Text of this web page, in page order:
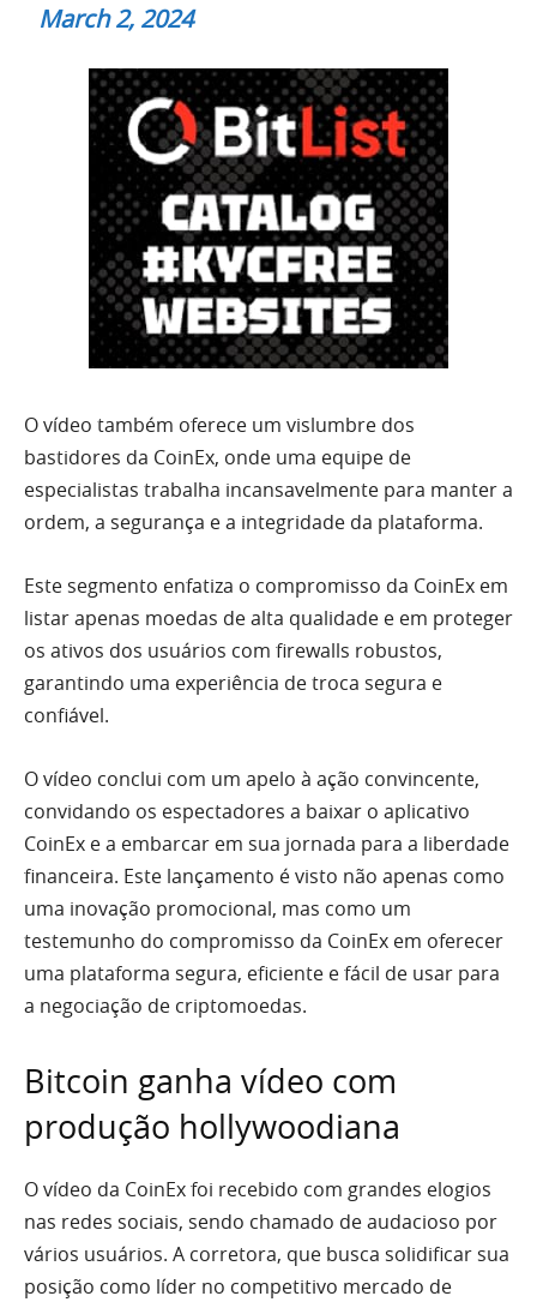
March 2, 2024
O vídeo também oferece um vislumbre dos
bastidores da CoinEx, onde uma equipe de
especialistas trabalha incansavelmente para manter a
ordem, a segurança e a integridade da plataforma.
Este segmento enfatiza o compromisso da CoinEx em
listar apenas moedas de alta qualidade e em proteger
os ativos dos usuários com firewalls robustos,
garantindo uma experiência de troca segura e
confiável.
O vídeo conclui com um apelo à ação convincente,
convidando os espectadores a baixar o aplicativo
CoinEx e a embarcar em sua jornada para a liberdade
financeira. Este lançamento é visto não apenas como
uma inovação promocional, mas como um
testemunho do compromisso da CoinEx em oferecer
uma plataforma segura, eficiente e fácil de usar para
a negociação de criptomoedas.
Bitcoin ganha vídeo com
produção hollywoodiana
O vídeo da CoinEx foi recebido com grandes elogios
nas redes sociais, sendo chamado de audacioso por
vários usuários. A corretora, que busca solidificar sua
posição como líder no competitivo mercado de